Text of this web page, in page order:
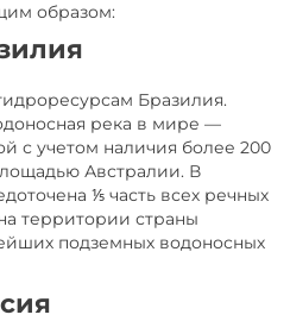
образом:
Бразилия.
река в мире —
с учетом наличия более 200
Австралии. В
⅕ часть всех речных
территории страны
подземных водоносных